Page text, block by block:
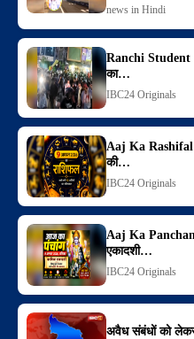
news in Hindi
Ranchi Student
का…
IBC24 Originals
Aaj Ka Rashifal
की…
IBC24 Originals
Aaj Ka
एकादशी…
IBC24 Originals
अवैध संबंधों को